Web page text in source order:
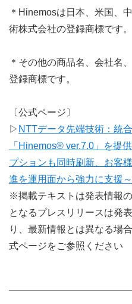
＊Hinemosは日本、米国、
術株式会社の登録商標です。
＊その他の商品名、会社名
登録商標です。
〔公式ページ〕
▷ NTTデータ先端技術：統
「Hinemos® ver.7.0」を提
プションも同時刷新、お客
進を運用面から強力に支援～
※掲載テキストは発表情報
となるプレスリリースは発
り、最新情報とは異なる場
式ページをご参照ください